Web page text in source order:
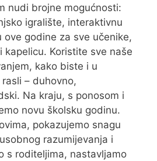
nudi brojne mogućnosti:
igralište, interaktivnu
ove godine za sve učenike,
kapelicu. Koristite sve naše
kako biste i u
– duhovno,
Na kraju, s ponosom i
novu školsku godinu.
pokazujemo snagu
razumijevanja i
s roditeljima, nastavljamo